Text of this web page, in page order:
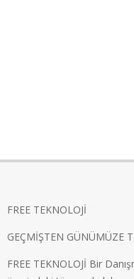
FREE TEKNOLOJİ
GEÇMİŞTEN GÜNÜMÜZE
FREE TEKNOLOJİ Bir